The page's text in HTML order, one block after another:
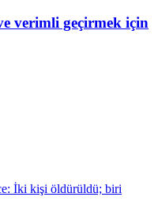
verimli geçirmek için